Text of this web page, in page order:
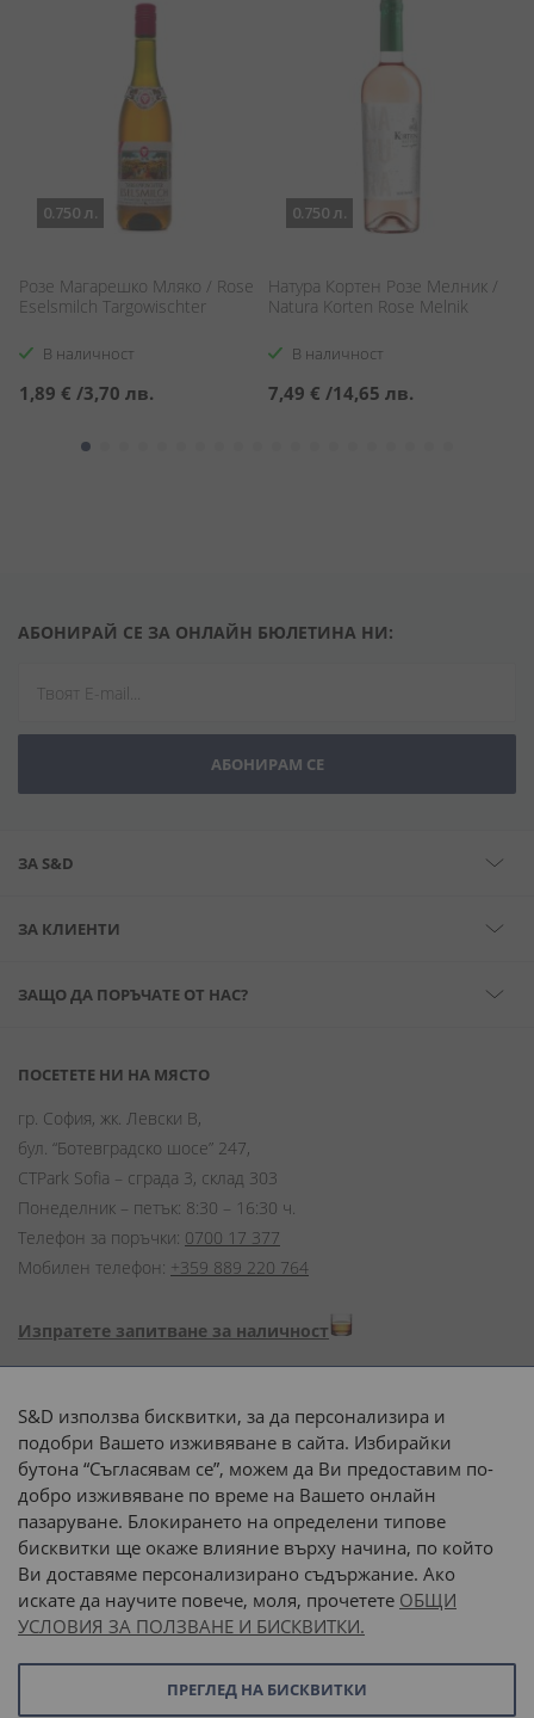
0.750 л.
Розе Магарешко Мляко / Rose
Eselsmilch Targowischter
В наличност
1,89 € /3,70 лв.
0.750 л.
Натура Кортен Розе Мелник /
Natura Korten Rose Melnik
В наличност
7,49 € /14,65 лв.
АБОНИРАЙ СЕ ЗА ОНЛАЙН БЮЛЕТИНА НИ:
АБОНИРАМ СЕ
ЗА S&D
ЗА КЛИЕНТИ
ЗАЩО ДА ПОРЪЧАТЕ ОТ НАС?
ПОСЕТЕТЕ НИ НА МЯСТО
гр. София, жк. Левски В,
бул. “Ботевградско шосе” 247,
CTPark Sofia – сграда 3, склад 303
Понеделник – петък: 8:30 – 16:30 ч.
Телефон за поръчки: 0700 17 377
Мобилен телефон: +359 889 220 764
Изпратете запитване за наличност
Начини на плащане:
Доставка до адрес с:
или
наш транспорт
S&D използва бисквитки, за да персонализира и
подобри Вашето изживяване в сайта. Избирайки
бутона “Съгласявам се”, можем да Ви предоставим по-
добро изживяване по време на Вашето онлайн
пазаруване. Блокирането на определени типове
бисквитки ще окаже влияние върху начина, по който
Ви доставяме персонализирано съдържание. Ако
искате да научите повече, моля, прочетете ОБЩИ
УСЛОВИЯ ЗА ПОЛЗВАНЕ И БИСКВИТКИ.
ПРЕГЛЕД НА БИСКВИТКИ